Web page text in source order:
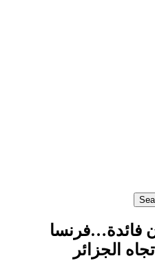
فائدة…فرنسا
الجزائر